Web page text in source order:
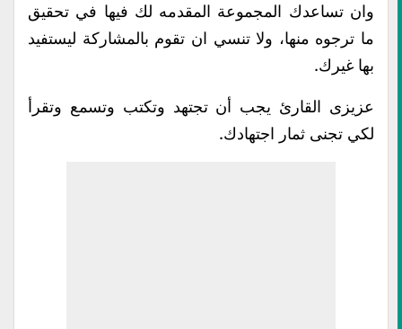
وان تساعدك المجموعة المقدمه لك فيها في تحقيق
ما ترجوه منها، ولا تنسي ان تقوم بالمشاركة ليستفيد
بها غيرك.
عزيزى القارئ يجب أن تجتهد وتكتب وتسمع وتقرأ
لكي تجنى ثمار اجتهادك.